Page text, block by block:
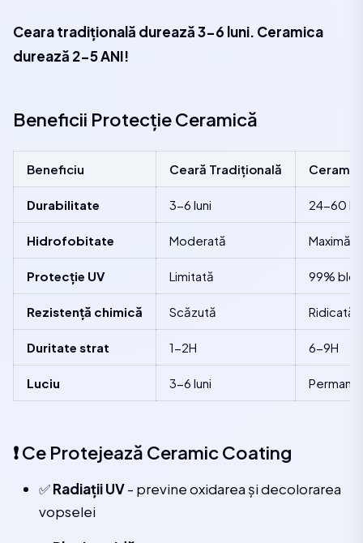
Ceara tradițională durează 3-6 luni. Ceramica
durează 2-5 ANI!
Beneficii Protecție Ceramică
Beneficiu Ceară Tradițională
Durabilitate 3-6 luni 24-60
Hidrofobitate Moderată Maximă
Protecție UV Limitată 99%
Rezistență chimică Scăzută Ridicată
Duritate strat 1-2H 6-9H
Luciu 3-6 luni
❗ Ce Protejează Ceramic Coating
✅Radiații UV- previne oxidarea și decolorarea
vopselei